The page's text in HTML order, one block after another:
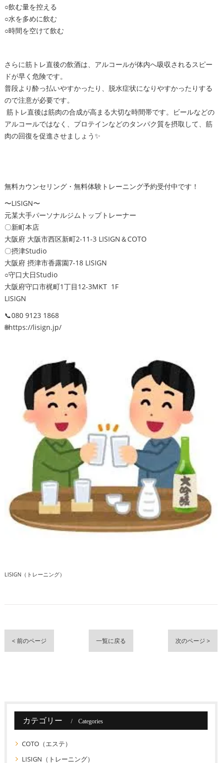
○飲む量を控える
○水を多めに飲む
○時間を空けて飲む
さらに筋トレ直後の飲酒は、アルコールが体内へ吸収されるスピー
ドが早く危険です。
普段より酔っ払いやすかったり、脱水症状になりやすかったりする
ので注意が必要です。
筋トレ直後は筋肉の合成が高まる大切な時間帯です。ビールなどの
アルコールではなく、プロテインなどのタンパク質を摂取して、筋
肉の回復を促進させましょう✨
無料カウンセリング・無料体験トレーニング予約受付中です！
〜LISIGN〜
元某大手パーソナルジムトップトレーナー
〇新町本店
大阪府 大阪市西区新町2-11-3 LISIGN＆COTO
〇摂津Studio
大阪府 摂津市香露園7-18 LISIGN
○守口大日Studio
大阪府守口市梶町1丁目12-3MKT 1F
LISIGN
📞080 9123 1868
🌐https://lisign.jp/
LISIGN（トレーニング）
< 前のページ 一覧に戻る 次のページ >
カテゴリー Categories
COTO（エステ）
LISIGN（トレーニング）